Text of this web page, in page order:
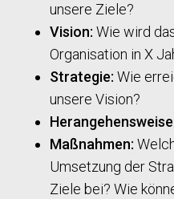
unsere Ziele?
Vision: Wie wird
Organisation in X
Strategie: Wie
unsere Vision?
Maßnahmen:
Umsetzung der
Ziele bei? Wie